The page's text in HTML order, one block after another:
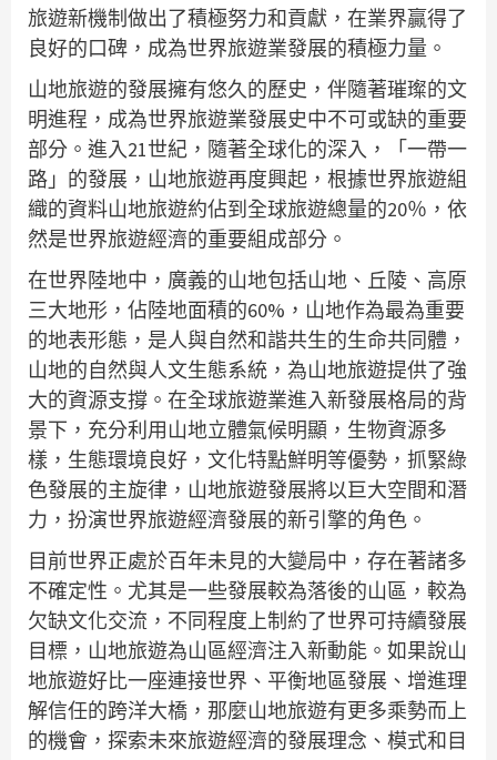
旅遊新機制做出了積極努力和貢獻，在業界贏得了
良好的口碑，成為世界旅遊業發展的積極力量。
山地旅遊的發展擁有悠久的歷史，伴隨著璀璨的文
明進程，成為世界旅遊業發展史中不可或缺的重要
部分。進入21世紀，隨著全球化的深入，「一帶一
路」的發展，山地旅遊再度興起，根據世界旅遊組
織的資料山地旅遊約佔到全球旅遊總量的20％，依
然是世界旅遊經濟的重要組成部分。
在世界陸地中，廣義的山地包括山地、丘陵、高原
三大地形，佔陸地面積的60%，山地作為最為重要
的地表形態，是人與自然和諧共生的生命共同體，
山地的自然與人文生態系統，為山地旅遊提供了強
大的資源支撐。在全球旅遊業進入新發展格局的背
景下，充分利用山地立體氣候明顯，生物資源多
樣，生態環境良好，文化特點鮮明等優勢，抓緊綠
色發展的主旋律，山地旅遊發展將以巨大空間和潛
力，扮演世界旅遊經濟發展的新引擎的角色。
目前世界正處於百年未見的大變局中，存在著諸多
不確定性。尤其是一些發展較為落後的山區，較為
欠缺文化交流，不同程度上制約了世界可持續發展
目標，山地旅遊為山區經濟注入新動能。如果說山
地旅遊好比一座連接世界、平衡地區發展、增進理
解信任的跨洋大橋，那麼山地旅遊有更多乘勢而上
的機會，探索未來旅遊經濟的發展理念、模式和目